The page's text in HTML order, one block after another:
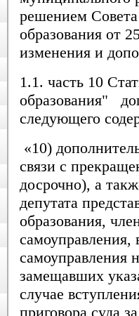
решением
образования от
изменения и
1.1. часть 10
образования"
следующего
«10)
связи с
досрочно), а
депутата
образования,
самоуправления,
самоуправления
замещавших
случае
приговора суда